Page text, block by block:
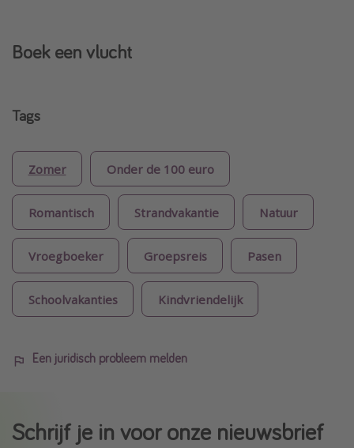
Boek een vlucht
Tags
Zomer Onder de 100 euro
Romantisch Strandvakantie Natuur
Vroegboeker Groepsreis Pasen
Schoolvakanties Kindvriendelijk
Een juridisch probleem melden
Schrijf je in voor onze nieuwsbrief